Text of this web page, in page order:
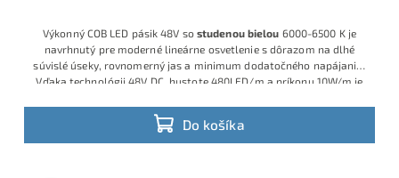
Do košíka
Výkonný COB LED pásik 48V so studenou bielou 6000-6500 K je
navrhnutý pre moderné lineárne osvetlenie s dôrazom na dlhé
súvislé úseky, rovnomerný jas a minimum dodatočného napájania.
Vďaka technológii 48V DC, hustote 480LED/m a príkonu 10W/m je
jednoduchšia montáž a menej kabeláže.